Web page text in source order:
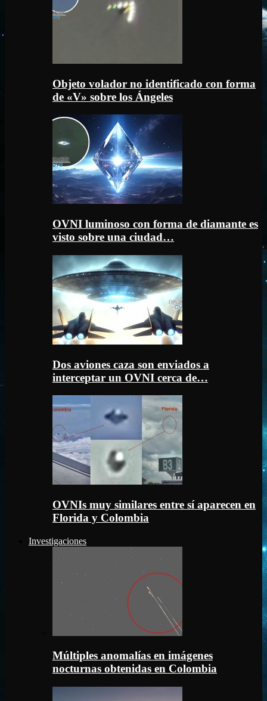
Objeto volador no identificado con forma
de «V» sobre los Ángeles
OVNI luminoso con forma de diamante es
visto sobre una ciudad…
Dos aviones caza son enviados a
interceptar un OVNI cerca de…
OVNIs muy similares entre sí aparecen en
Florida y Colombia
Investigaciones
Múltiples anomalías en imágenes
nocturnas obtenidas en Colombia